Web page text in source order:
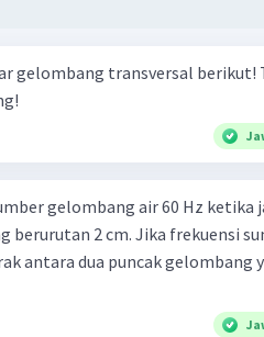
transversal berikut! Tentukan cepat
gelombang air 60 Hz ketika
berurutan 2 cm. Jika frekuensi
antara dua puncak gelombang